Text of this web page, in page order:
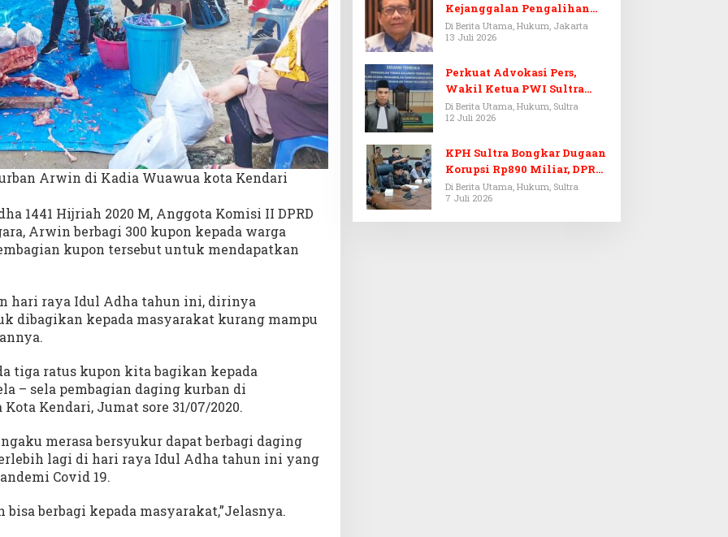
Arwin di Kadia Wuawua kota Kendari
1441 Hijriah 2020 M, Anggota Komisi II DPRD
Arwin berbagi 300 kupon kepada warga
kupon tersebut untuk mendapatkan
hari raya Idul Adha tahun ini, dirinya
dibagikan kepada masyarakat kurang mampu
tiga ratus kupon kita bagikan kepada
– sela pembagian daging kurban di
Kendari, Jumat sore 31/07/2020.
merasa bersyukur dapat berbagi daging
lagi di hari raya Idul Adha tahun ini yang
Covid 19.
berbagi kepada masyarakat,”Jelasnya.
Kejanggalan Pengalihan
Penyelidikan Tersangka
Febrie Adriansyah
Di Berita Utama, Hukum, Jakarta
13 Juli 2026
Perkuat Advokasi Pers,
Wakil Ketua PWI Sultra
Resmi Dilantik Menjadi
Advokat PERADI
Di Berita Utama, Hukum, Sultra
12 Juli 2026
KPH Sultra Bongkar Dugaan
Korupsi Rp890 Miliar, DPRD
Sultra Gelar RDP
Di Berita Utama, Hukum, Sultra
7 Juli 2026